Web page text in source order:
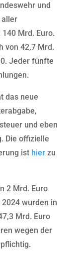
und
aller
Mrd. Euro.
von 42,7 Mrd.
Jeder fünfte
das neue
und eben
Die offizielle
ist hierzu
2 Mrd. Euro
wurden in
Mrd. Euro
wegen der